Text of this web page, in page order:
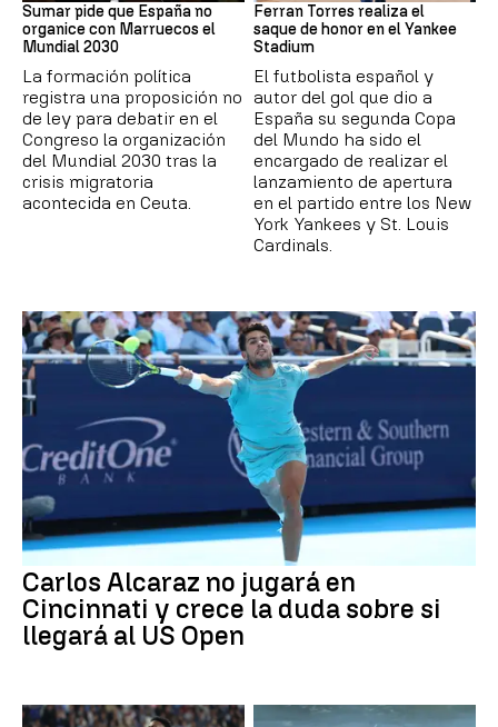
Sumar pide que España no
organice con Marruecos el
Mundial 2030
La formación política
registra una proposición no
de ley para debatir en el
Congreso la organización
del Mundial 2030 tras la
crisis migratoria
acontecida en Ceuta.
Ferran Torres realiza el
saque de honor en el Yankee
Stadium
El futbolista español y
autor del gol que dio a
España su segunda Copa
del Mundo ha sido el
encargado de realizar el
lanzamiento de apertura
en el partido entre los New
York Yankees y St. Louis
Cardinals.
Carlos Alcaraz no jugará en
Cincinnati y crece la duda sobre si
llegará al US Open